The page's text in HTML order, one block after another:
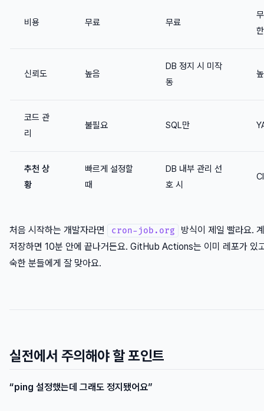
비용 무료 무료
신뢰도 높음
DB 정지 시 미작
동
코드 관
리
불필요 SQL만
추천 상
황
빠르게 설정할
때
DB 내부 관리 선
호 시
처음 시작하는 개발자라면 cron-job.org
방식이 제일 빨라요.
저장하면 10분 안에 끝나거든요. GitHub Actions는 이미 레포가 있
숙한 분들에게 잘 맞아요.
실전에서 주의해야 할 포인트
“ping 설정했는데 그래도 정지됐어요”